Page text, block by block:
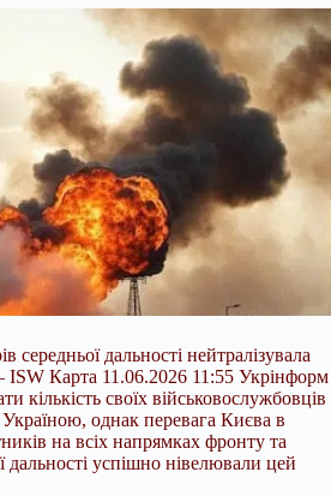
середньої дальності нейтралізувала
ISW Карта 11.06.2026 11:55 Укрінформ
кількість своїх військовослужбовців
однак перевага Києва в
на всіх напрямках фронту та
дальності успішно нівелювали цей